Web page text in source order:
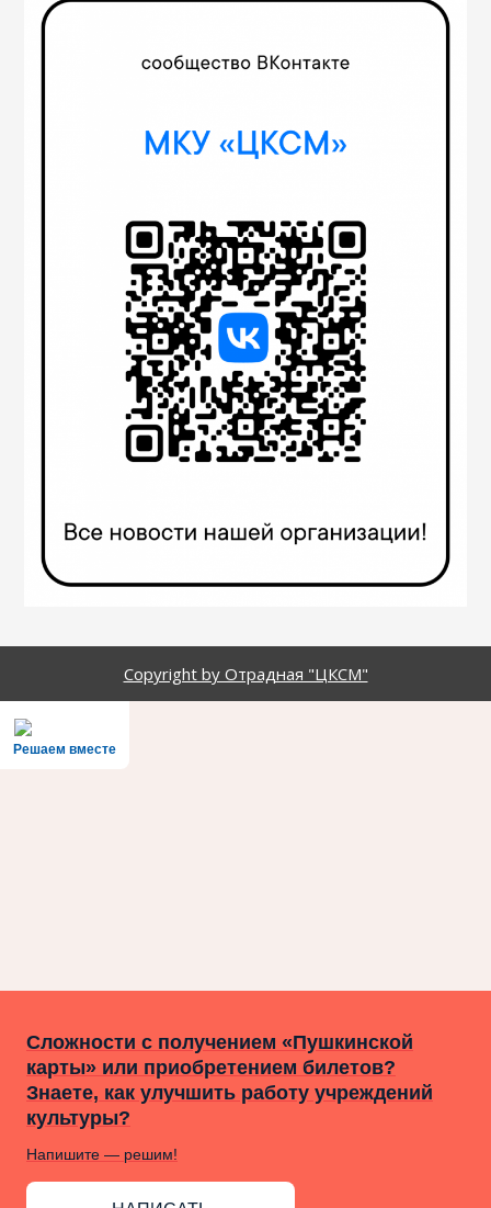
Copyright by Отрадная "ЦКСМ"
Решаем вместе
Сложности с получением «Пушкинской
карты» или приобретением билетов?
Знаете, как улучшить работу учреждений
культуры?
Напишите — решим!